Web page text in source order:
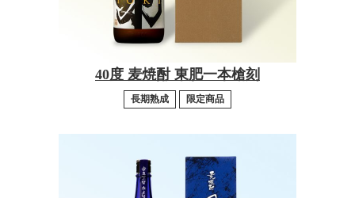
40度 麦焼酎 東肥一本槍刻
長期熟成 限定商品